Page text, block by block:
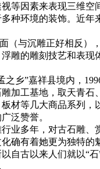
等因素来表现三维
种环境的装饰。近
（与沉雕正好相反）
雕的雕刻技艺和表
乡”嘉祥县境内，
加工基地，取天青石
材等几大商品系列
泛赞誉。
多年，对古石雕、
有着她更为独特的
自古以来人们就以“